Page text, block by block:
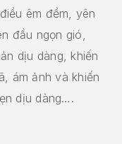
êm đềm, yên
đầu ngọn gió,
dịu dàng, khiến
ám ảnh và khiến
dịu dàng….